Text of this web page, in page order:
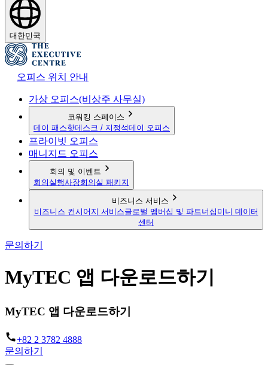
대한민국
오피스 위치 안내
가상 오피스(비상주 사무실)
코워킹 스페이스
데이 패스핫데스크 / 지정석데이 오피스
프라이빗 오피스
매니지드 오피스
회의 및 이벤트
회의실행사장회의실 패키지
비즈니스 서비스
비즈니스 컨시어지 서비스글로벌 멤버십 및 파트너십 미니 데이터
센터
문의하기
MyTEC 앱 다운로드하기
MyTEC 앱 다운로드하기
+82 2 3782 4888
문의하기